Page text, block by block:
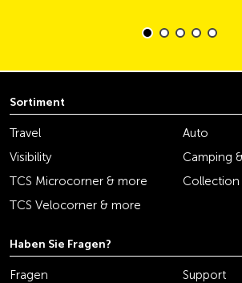
Sortiment
Travel
Auto
Visibility
Camping
TCS Microcorner & more
Collection
TCS Velocorner & more
Haben Sie Fragen?
Fragen Support